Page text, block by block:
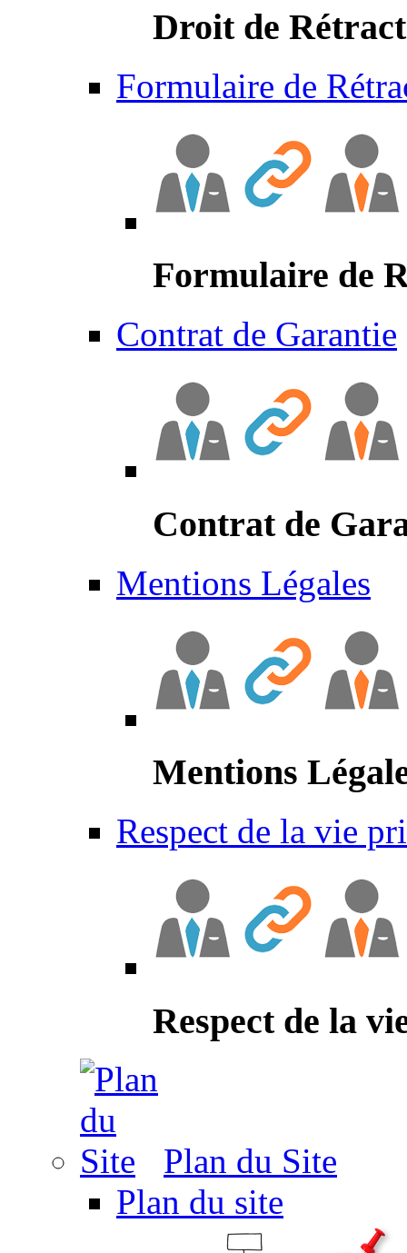
Droit de
Formulaire de
Formulaire de
Contrat de Garantie
Contrat de
Mentions Légales
Mentions
Respect de la vie
Respect de la
Plan du Site
Plan du site